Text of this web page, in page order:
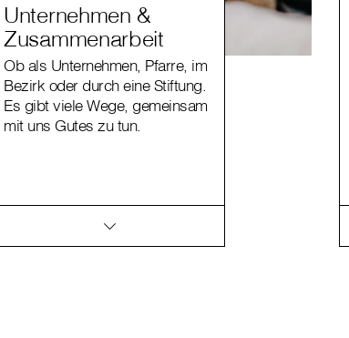
Unternehmen &
Zusammenarbeit
Ob als Unternehmen, Pfarre, im
Bezirk oder durch eine Stiftung.
Es gibt viele Wege, gemeinsam
mit uns Gutes zu tun.